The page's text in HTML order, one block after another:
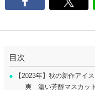
目次
● 【2023年】秋の新作アイス
爽 濃い芳醇マスカット